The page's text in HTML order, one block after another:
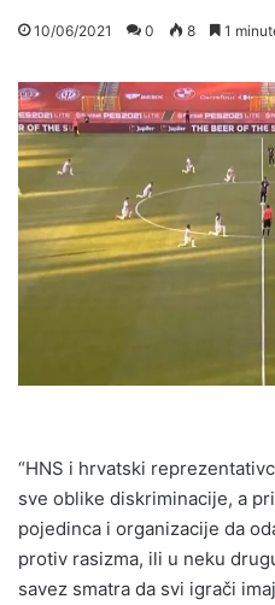
10/06/2021 0 8 1
“HNS i hrvatski
sve oblike diskriminacije, a
pojedinca i organizacije da
protiv rasizma, ili u neku
savez smatra da svi igrači